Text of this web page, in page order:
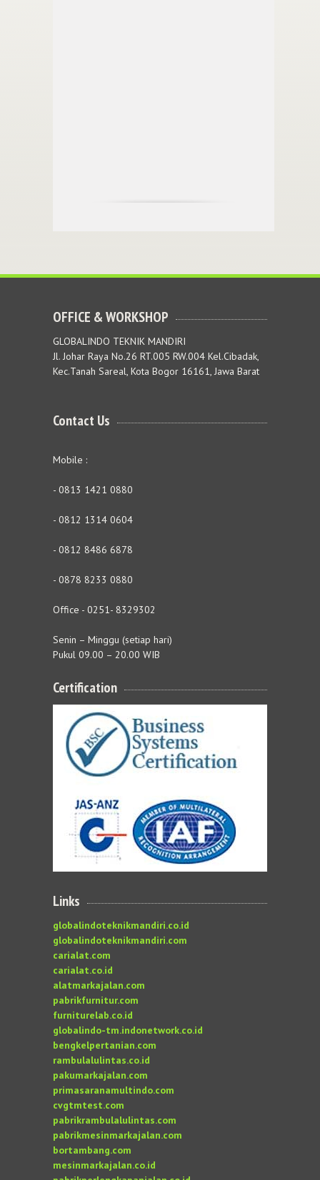
OFFICE & WORKSHOP
GLOBALINDO TEKNIK MANDIRI
Jl. Johar Raya No.26 RT.005 RW.004 Kel.Cibadak,
Kec.Tanah Sareal, Kota Bogor 16161, Jawa Barat
Contact Us
Mobile :
- 0813 1421 0880
- 0812 1314 0604
- 0812 8486 6878
- 0878 8233 0880
Office - 0251- 8329302
Senin – Minggu (setiap hari)
Pukul 09.00 – 20.00 WIB
Certification
Links
globalindoteknikmandiri.co.id
globalindoteknikmandiri.com
carialat.com
carialat.co.id
alatmarkajalan.com
pabrikfurnitur.com
furniturelab.co.id
globalindo-tm.indonetwork.co.id
bengkelpertanian.com
rambulalulintas.co.id
pakumarkajalan.com
primasaranamultindo.com
cvgtmtest.com
pabrikrambulalulintas.com
pabrikmesinmarkajalan.com
bortambang.com
mesinmarkajalan.co.id